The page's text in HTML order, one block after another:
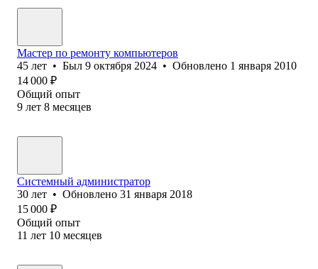
Мастер по ремонту компьютеров
45 лет • Был 9 октября 2024 • Обновлено 1 января 2010
14 000 ₽
Общий опыт
9 лет 8 месяцев
Системный администратор
30 лет • Обновлено 31 января 2018
15 000 ₽
Общий опыт
11 лет 10 месяцев